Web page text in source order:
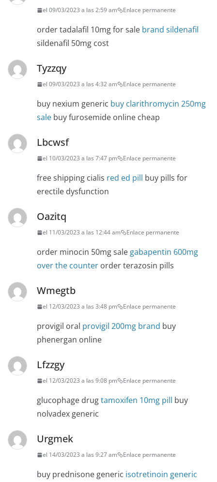
el 09/03/2023 a las 2:59 am Enlace permanente
order tadalafil 10mg for sale brand sildenafil
sildenafil 50mg cost
Tyzzqy
el 09/03/2023 a las 4:32 am Enlace permanente
buy nexium generic buy clarithromycin 250mg
sale buy furosemide online cheap
Lbcwsf
el 10/03/2023 a las 7:47 pm Enlace permanente
free shipping cialis red ed pill buy pills for
erectile dysfunction
Oazitq
el 11/03/2023 a las 12:44 am Enlace permanente
order minocin 50mg sale gabapentin 600mg
over the counter order terazosin pills
Wmegtb
el 12/03/2023 a las 3:48 pm Enlace permanente
provigil oral provigil 200mg brand buy
phenergan online
Lfzzgy
el 12/03/2023 a las 9:08 pm Enlace permanente
glucophage drugtamoxifen 10mg pill buy
nolvadex generic
Urgmek
el 14/03/2023 a las 9:27 am Enlace permanente
buy prednisone generic isotretinoin generic